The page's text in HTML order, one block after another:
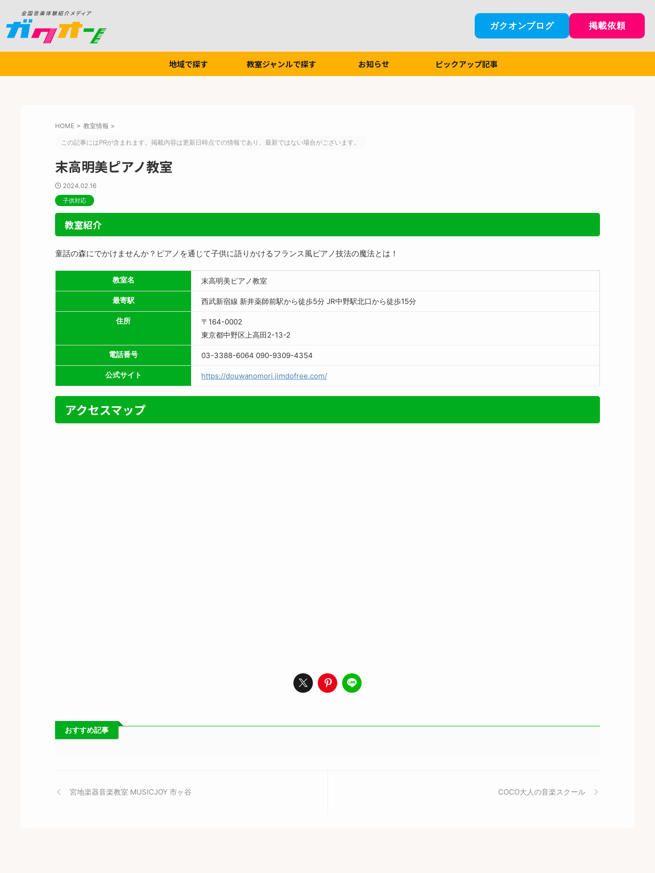
ガクオンブログ 掲載依頼
地域で探す 教室ジャンルで探す お知らせ ピックアップ記事
HOME > 教室情報 >
この記事にはPRが含まれます。掲載内容は更新日時点での情報であり、最新ではない場合がございます。
末高明美ピアノ教室
2024.02.16
子供対応
教室紹介
童話の森にでかけませんか？ピアノを通じて子供に語りかけるフランス風ピアノ技法の魔法とは！
教室名 末高明美ピアノ教室
最寄駅 西武新宿線 新井薬師前駅から徒歩5分 JR中野駅北口から徒歩15分
住所
〒164-0002
東京都中野区上高田2-13-2
電話番号 03-3388-6064 090-9309-4354
公式サイト https://douwanomori.jimdofree.com/
アクセスマップ
おすすめ記事
宮地楽器音楽教室 MUSICJOY 市ヶ谷 COCO大人の音楽スクール